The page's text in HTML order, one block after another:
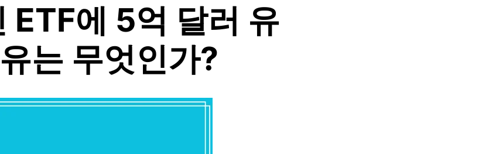
ETF에 5억 달러 유
는 무엇인가?